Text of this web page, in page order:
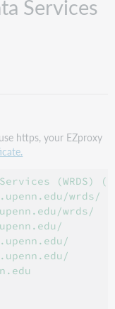
Services
https, your EZproxy
(WRDS)
wrds/
wrds/